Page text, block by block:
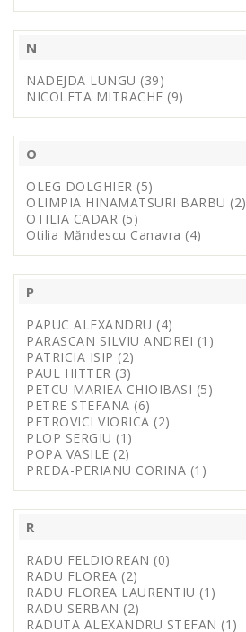
N
NADEJDA LUNGU (39)
NICOLETA MITRACHE (9)
O
OLEG DOLGHIER (5)
OLIMPIA HINAMATSURI BARBU (2)
OTILIA CADAR (5)
Otilia Măndescu Canavra (4)
P
PAPUC ALEXANDRU (4)
PARASCAN SILVIU ANDREI (1)
PATRICIA ISIP (2)
PAUL HITTER (3)
PETCU MARIEA CHIOIBASI (5)
PETRE STEFANA (6)
PETROVICI VIORICA (2)
PLOP SERGIU (1)
POPA VASILE (2)
PREDA-PERIANU CORINA (1)
R
RADU FELDIOREAN (0)
RADU FLOREA (2)
RADU FLOREA LAURENTIU (1)
RADU SERBAN (2)
RADUTA ALEXANDRU STEFAN (1)